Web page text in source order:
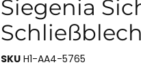
Siegenia
SKU H1-AA4-5765